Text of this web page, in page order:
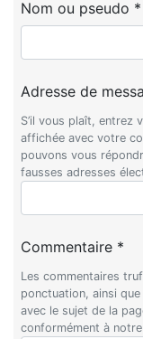
Nom ou pseudo *
Adresse de
S’il vous plaît, entrez
affichée avec votre
pouvons vous
fausses adresses
Commentaire *
Les commentaires
ponctuation, ainsi que
avec le sujet de la
conformément à notre